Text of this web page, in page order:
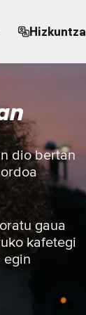
Hizkuntza
dio bertan
gaua
kafetegi
egin